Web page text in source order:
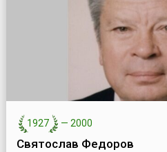
1927 — 2000
Святослав Федоров